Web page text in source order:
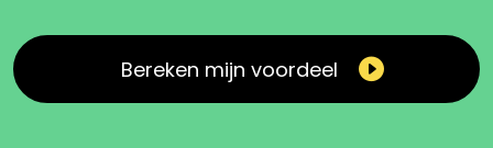
Bereken mijn voordeel